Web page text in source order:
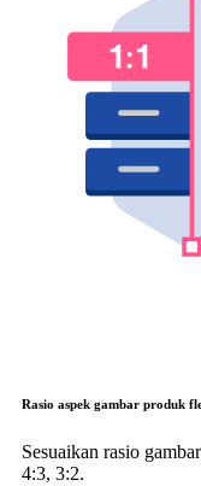
Rasio aspek gambar produk
Sesuaikan rasio
4:3, 3:2.